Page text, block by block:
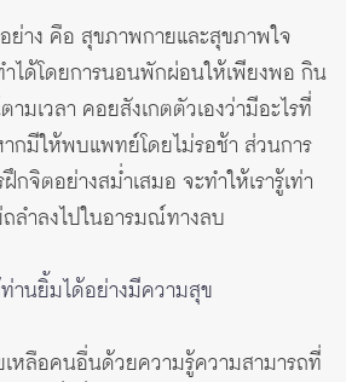
ย่าง คือ สุขภาพกายและสุขภาพใจ
ได้โดยการนอนพักผ่อนให้เพียงพอ กิน
มเวลา คอยสังเกตตัวเองว่ามีอะไรที่
กมีให้พบแพทย์โดยไม่รอช้า ส่วนการ
จิตอย่างสม่ำเสมอ จะทำให้เรารู้เท่า
ลำลงไปในอารมณ์ทางลบ
านยิ้มได้อย่างมีความสุข
เหลือคนอื่นด้วยความรู้ความสามารถที่